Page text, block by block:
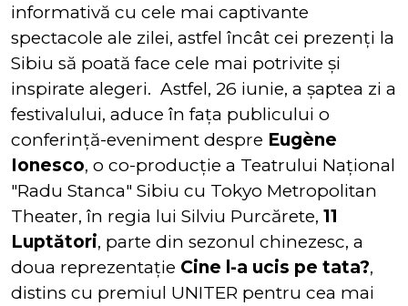
informativă cu cele mai captivante
spectacole ale zilei, astfel încât cei prezenți la
Sibiu să poată face cele mai potrivite și
inspirate alegeri. Astfel, 26 iunie, a șaptea zi a
festivalului, aduce în fața publicului o
conferință-eveniment despre Eugène
Ionesco, o co-producție a Teatrului Naţional
"Radu Stanca" Sibiu cu Tokyo Metropolitan
Theater, în regia lui Silviu Purcărete, 11
Luptători, parte din sezonul chinezesc, a
doua reprezentație Cine l-a ucis pe tata?,
distins cu premiul UNITER pentru cea mai